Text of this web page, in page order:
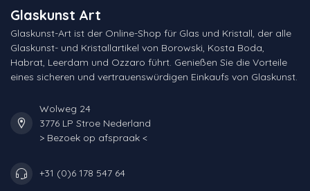
Glaskunst Art
Glaskunst-Art ist der Online-Shop für Glas und Kristall, der alle
Glaskunst- und Kristallartikel von Borowski, Kosta Boda,
Habrat, Leerdam und Ozzaro führt. Genießen Sie die Vorteile
eines sicheren und vertrauenswürdigen Einkaufs von Glaskunst.
Wolweg 24
3776 LP Stroe Nederland
> Bezoek op afspraak <
+31 (0)6 178 547 64